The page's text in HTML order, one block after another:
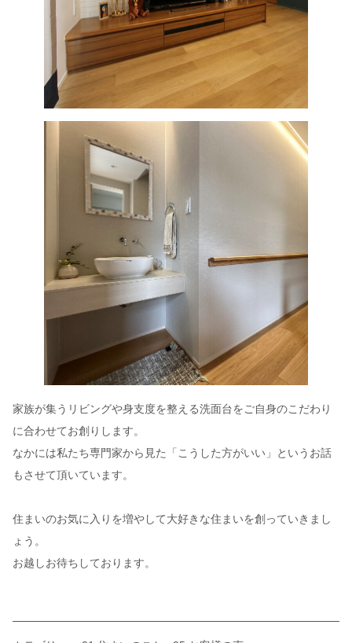
家族が集うリビングや身支度を整える洗面台をご自身のこだわり
に合わせてお創りします。
なかには私たち専門家から見た「こうした方がいい」というお話
もさせて頂いています。
住まいのお気に入りを増やして大好きな住まいを創っていきまし
ょう。
お越しお待ちしております。